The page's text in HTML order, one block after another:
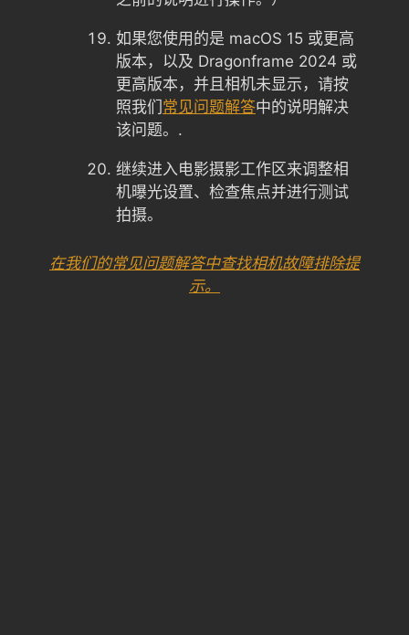
如果您使用的是 macOS 15 或更高
版本，以及 Dragonframe 2024 或
更高版本，并且相机未显示，请按
照我们常见问题解答中的说明解决
该问题。.
继续进入电影摄影工作区来调整相
机曝光设置、检查焦点并进行测试
拍摄。
在我们的常见问题解答中查找相机故障排除提
示。